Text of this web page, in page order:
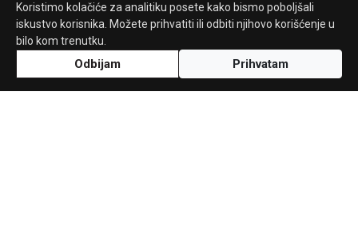
Koristimo kolačiće za analitiku posete kako bismo poboljšali
iskustvo korisnika. Možete prihvatiti ili odbiti njihovo korišćenje u
bilo kom trenutku.
Odbijam Prihvatam